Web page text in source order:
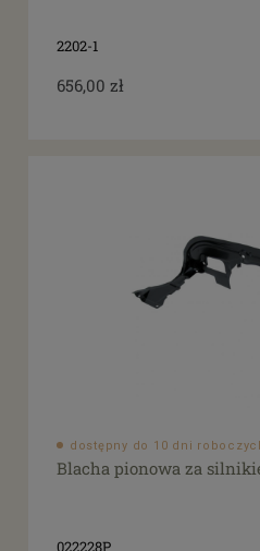
2202-1
656,00 zł
dostępny do 10 dni
Blacha pionowa za